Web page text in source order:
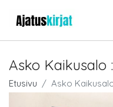
Asko Kaikusalo
Etusivu Asko